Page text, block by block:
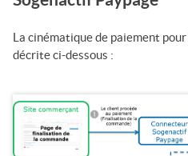
La cinématique de paiement pour
décrite ci-dessous :